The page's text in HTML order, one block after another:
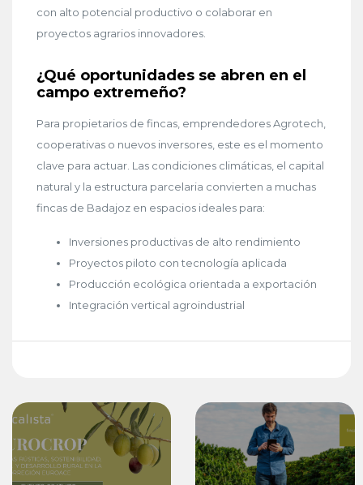
con alto potencial productivo o colaborar en
proyectos agrarios innovadores.
¿Qué oportunidades se abren en el
campo extremeño?
Para propietarios de fincas, emprendedores Agrotech,
cooperativas o nuevos inversores, este es el momento
clave para actuar. Las condiciones climáticas, el capital
natural y la estructura parcelaria convierten a muchas
fincas de Badajoz en espacios ideales para:
Inversiones productivas de alto rendimiento
Proyectos piloto con tecnología aplicada
Producción ecológica orientada a exportación
Integración vertical agroindustrial